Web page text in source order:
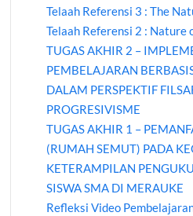
Telaah Referensi 3 : The
Telaah Referensi 2 : Nature
TUGAS AKHIR 2 –
PEMBELAJARAN
DALAM PERSPEKTIF
PROGRESIVISME
TUGAS AKHIR 1 –
(RUMAH SEMUT) PADA
KETERAMPILAN
SISWA SMA DI MERAUKE
Refleksi Video